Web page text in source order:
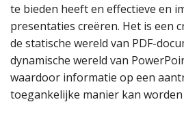
te bieden heeft en effectieve en
presentaties creëren. Het is een
de statische wereld van PDF-
dynamische wereld van
waardoor informatie op een
toegankelijke manier kan worden